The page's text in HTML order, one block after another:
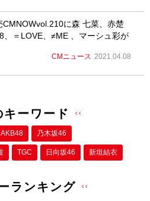
CMNOWvol.210に森 七菜、赤楚
、＝LOVE、≠ME 、マーシュ彩が
CMニュース 2021.04.08
キーワード
AKB48 乃木坂46
TGC 日向坂46 新垣結衣
ランキング